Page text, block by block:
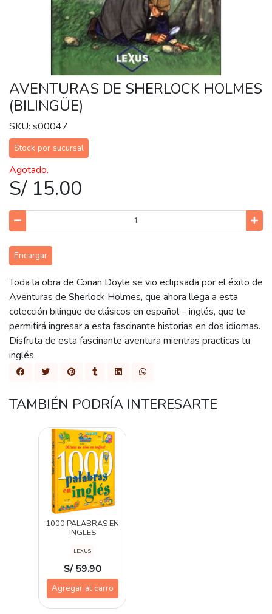
AVENTURAS DE SHERLOCK HOLMES
(BILINGÜE)
SKU: s00047
Stock por sucursal
Agotado.
S/ 15.00
Encargar
Toda la obra de Conan Doyle se vio eclipsada por el éxito de
Aventuras de Sherlock Holmes, que ahora llega a esta
colección bilingüe de clásicos en español – inglés, que te
permitirá ingresar a esta fascinante historias en dos idiomas.
Disfruta de esta fascinante aventura mientras practicas tu
inglés.
TAMBIÉN PODRÍA INTERESARTE
1000 PALABRAS EN
INGLES
LEXUS
S/ 59.90
Agregar al carro